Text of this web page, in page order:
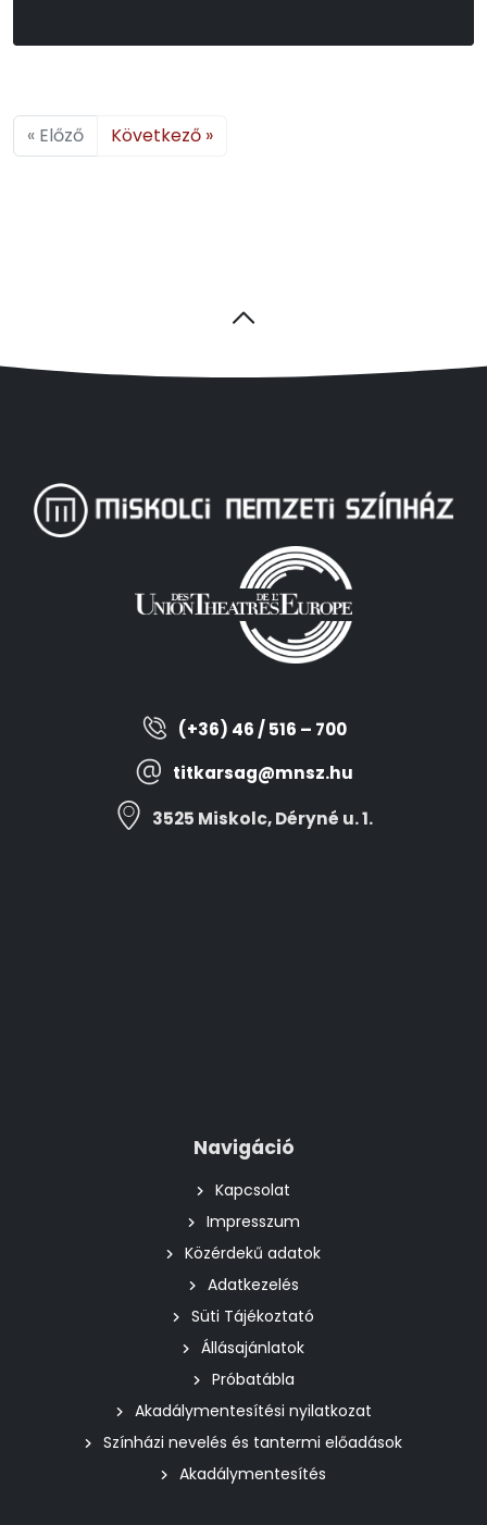
« Előző Következő »
(+36) 46 / 516 – 700
titkarsag@mnsz.hu
3525 Miskolc, Déryné u. 1.
Navigáció
Kapcsolat
Impresszum
Közérdekű adatok
Adatkezelés
Süti Tájékoztató
Állásajánlatok
Próbatábla
Akadálymentesítési nyilatkozat
Színházi nevelés és tantermi előadások
Akadálymentesítés